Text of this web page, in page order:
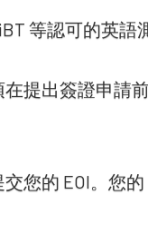
等認可的英
提出簽證申請前
您的 EOI。您